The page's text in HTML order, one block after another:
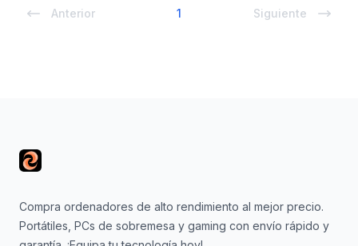
Anterior 1 Siguiente
Compra ordenadores de alto rendimiento al mejor precio.
Portátiles, PCs de sobremesa y gaming con envío rápido y